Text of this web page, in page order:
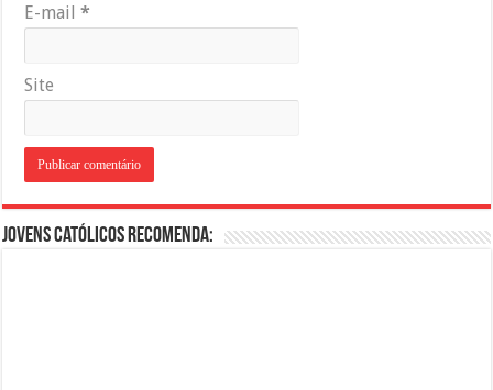
E-mail*
Site
Jovens Católicos Recomenda: